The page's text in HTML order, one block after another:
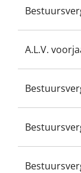
A.L.V.